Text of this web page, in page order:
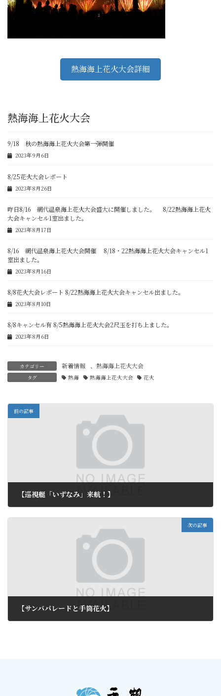
熱海海上花火大会詳細
熱海海上花火大会
9/18 秋の熱海海上花火大会第一弾開催
2023年9月6日
8/25花火大会レポート
2023年8月26日
昨日8/16 網代温泉海上花火大会盛大に開催しました。 8/22熱海海上花火
大会キャンセル1室出ました。
2023年8月17日
8/16 網代温泉海上花火大会開催 8/18・22熱海海上花火大会キャンセル1
室出ました。
2023年8月16日
8/8花火大会レポート 8/22熱海海上花火大会キャンセル出ました。
2023年8月10日
8/8キャンセル有 8/5熱海海上花火大会2尺玉を打ち上ました。
2023年8月6日
カテゴリー 新着情報 、 熱海海上花火大会
タグ 熱海 熱海海上花火大会 花火
前の記事
【巡視艇「いずなみ」来航！】
次の記事
【サンバパレードと手筒花火】